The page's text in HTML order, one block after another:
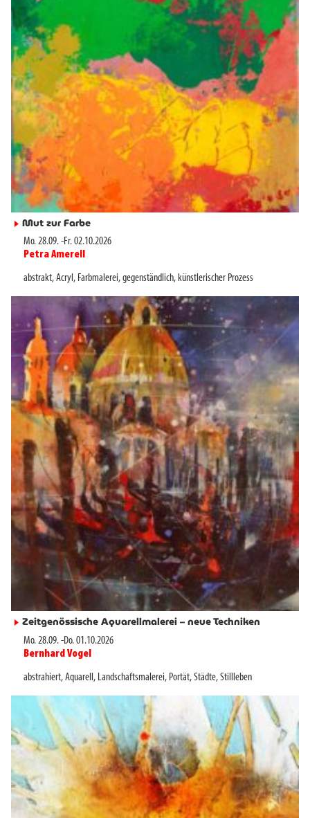
► Mut zur Farbe
Mo. 28.09.-Fr. 02.10.2026
Petra Amerell
abstrakt,Acryl, Farbmalerei,gegenständlich,künstlerischer Prozess
► Zeitgenössische Aquarellmalerei – neue Techniken
Mo. 28.09.-Do. 01.10.2026
Bernhard Vogel
abstrahiert,Aquarell , Landschaftsmalerei, Portät,Städte,Stillleben